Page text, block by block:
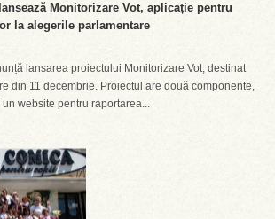
Monitorizare Vot, aplicație pentru
la alegerile parlamentare
lansarea proiectului Monitorizare Vot, destinat
din 11 decembrie. Proiectul are două componente,
website pentru raportarea...